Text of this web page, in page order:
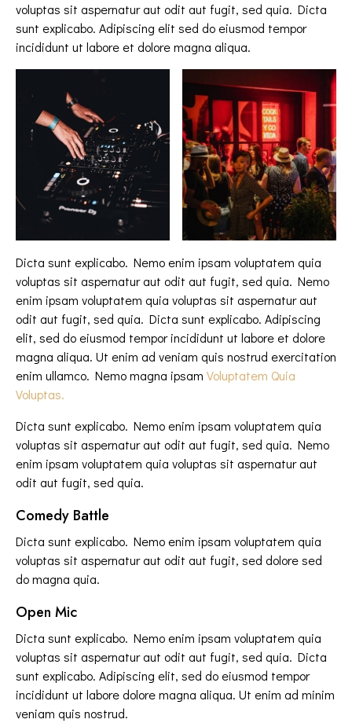
voluptas sit aspernatur aut odit aut fugit, sed quia. Dicta
sunt explicabo. Adipiscing elit sed do eiusmod tempor
incididunt ut labore et dolore magna aliqua.
Dicta sunt explicabo. Nemo enim ipsam voluptatem quia
voluptas sit aspernatur aut odit aut fugit, sed quia. Nemo
enim ipsam voluptatem quia voluptas sit aspernatur aut
odit aut fugit, sed quia. Dicta sunt explicabo. Adipiscing
elit, sed do eiusmod tempor incididunt ut labore et dolore
magna aliqua. Ut enim ad veniam quis nostrud exercitation
enim ullamco. Nemo magna ipsam Voluptatem Quia
Voluptas.
Dicta sunt explicabo. Nemo enim ipsam voluptatem quia
voluptas sit aspernatur aut odit aut fugit, sed quia. Nemo
enim ipsam voluptatem quia voluptas sit aspernatur aut
odit aut fugit, sed quia.
Comedy Battle
Dicta sunt explicabo. Nemo enim ipsam voluptatem quia
voluptas sit aspernatur aut odit aut fugit, sed dolore sed
do magna quia.
Open Mic
Dicta sunt explicabo. Nemo enim ipsam voluptatem quia
voluptas sit aspernatur aut odit aut fugit, sed quia. Dicta
sunt explicabo. Adipiscing elit, sed do eiusmod tempor
incididunt ut labore dolore magna aliqua. Ut enim ad minim
veniam quis nostrud.